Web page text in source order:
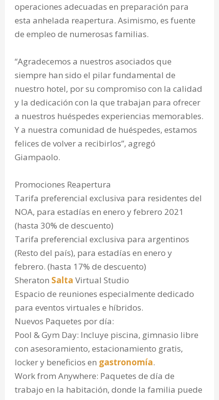
operaciones adecuadas en preparación para
esta anhelada reapertura. Asimismo, es fuente
de empleo de numerosas familias.
“Agradecemos a nuestros asociados que
siempre han sido el pilar fundamental de
nuestro hotel, por su compromiso con la calidad
y la dedicación con la que trabajan para ofrecer
a nuestros huéspedes experiencias memorables.
Y a nuestra comunidad de huéspedes, estamos
felices de volver a recibirlos”, agregó
Giampaolo.
Promociones Reapertura
Tarifa preferencial exclusiva para residentes del
NOA, para estadías en enero y febrero 2021
(hasta 30% de descuento)
Tarifa preferencial exclusiva para argentinos
(Resto del país), para estadías en enero y
febrero. (hasta 17% de descuento)
Sheraton Salta Virtual Studio
Espacio de reuniones especialmente dedicado
para eventos virtuales e híbridos.
Nuevos Paquetes por día:
Pool & Gym Day: Incluye piscina, gimnasio libre
con asesoramiento, estacionamiento gratis,
locker y beneficios en gastronomía.
Work from Anywhere: Paquetes de día de
trabajo en la habitación, donde la familia puede